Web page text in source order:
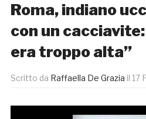
Roma, indiano
con un
era troppo alta”
Scritto da Raffaella De Grazia il 17